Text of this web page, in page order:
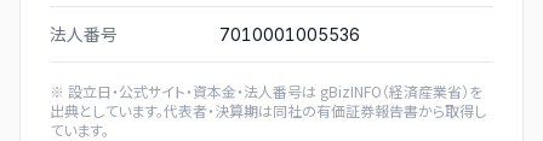
法人番号 7010001005536
※ 設立日・公式サイト・資本金・法人番号は gBizINFO（経済産業省）を
出典としています。代表者・決算期は同社の有価証券報告書から取得し
ています。